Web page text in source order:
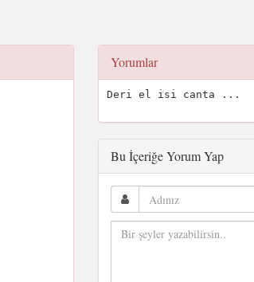
Yorumlar
Deri el isi canta ...
Bu İçeriğe Yorum Yap